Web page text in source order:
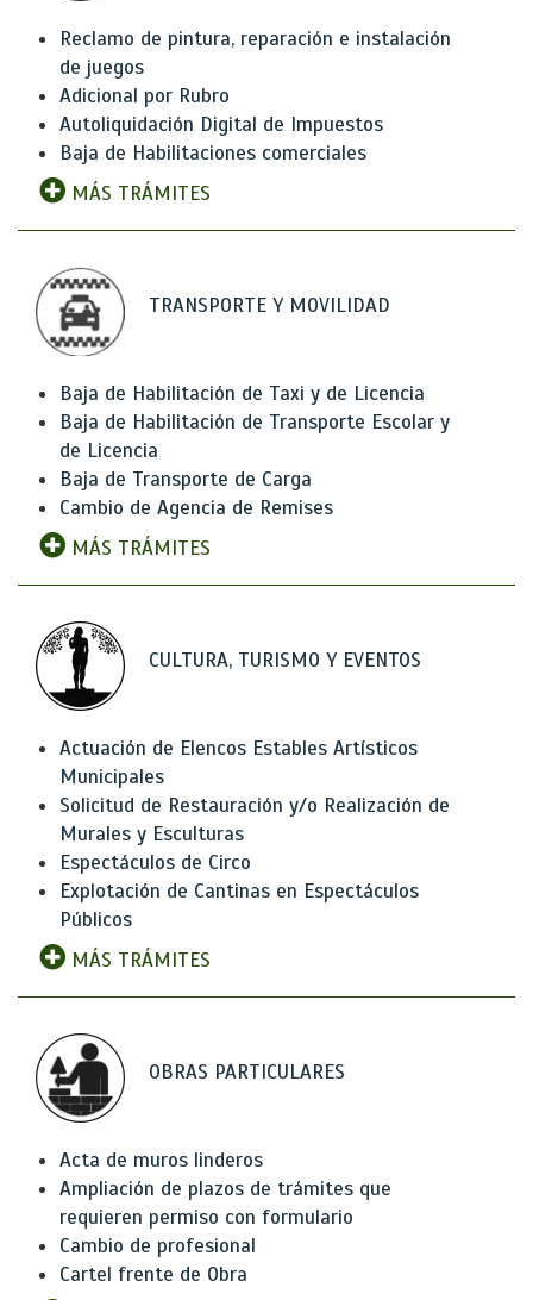
Reclamo de pintura, reparación e instalación
de juegos
Adicional por Rubro
Autoliquidación Digital de Impuestos
Baja de Habilitaciones comerciales
MÁS TRÁMITES
TRANSPORTE Y MOVILIDAD
Baja de Habilitación de Taxi y de Licencia
Baja de Habilitación de Transporte Escolar y
de Licencia
Baja de Transporte de Carga
Cambio de Agencia de Remises
MÁS TRÁMITES
CULTURA, TURISMO Y EVENTOS
Actuación de Elencos Estables Artísticos
Municipales
Solicitud de Restauración y/o Realización de
Murales y Esculturas
Espectáculos de Circo
Explotación de Cantinas en Espectáculos
Públicos
MÁS TRÁMITES
OBRAS PARTICULARES
Acta de muros linderos
Ampliación de plazos de trámites que
requieren permiso con formulario
Cambio de profesional
Cartel frente de Obra